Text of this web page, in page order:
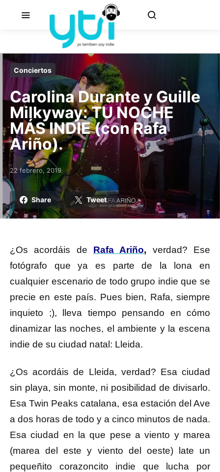
Conciertos
Carolina Durante y Guille
Milkyway: TU NOCHE
MÁS INDIE (con Rafa
Ariño).
Posted on
22 febrero, 2019
Share Tweet
¿Os acordáis de Rafa Ariño, verdad? Ese
fotógrafo que ya es parte de la lona en
cualquier escenario de todo grupo indie que se
precie en este país. Pues bien, Rafa, siempre
inquieto ;), lleva tiempo pensando en cómo
dinamizar las noches, el ambiente y la escena
indie de su ciudad natal: Lleida.
¿Os acordáis de Lleida, verdad? Esa ciudad
sin playa, sin monte, ni posibilidad de divisarlo.
Esa Twin Peaks catalana, esa estación del Ave
a dos horas de todo y a cinco minutos de nada.
Esa ciudad en la que pese a viento y marea
(marea del este y viento del oeste) late un
pequeñito corazoncito indie que lucha por